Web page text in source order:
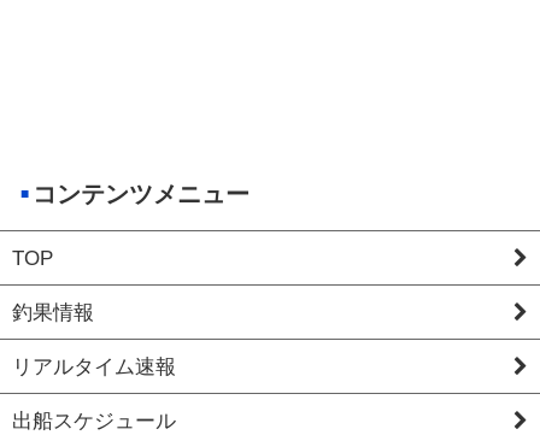
コンテンツメニュー
TOP
釣果情報
リアルタイム速報
出船スケジュール